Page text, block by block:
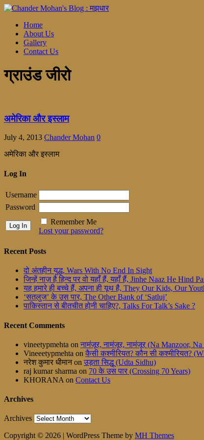
Home
About Us
Gallery
Contact Us
ग्राउंड जीरो
अमेरिका और इस्लाम
July 4, 2013 Chander Mohan 0
अमेरिका और इस्लाम
Log In
Username
Password
Remember Me
Lost your password?
Recent Posts
दो अंतहीन युद्ध, Wars With No End In Sight
जिन्हें नाज़ है हिन्द पर वो यहाँ हैं, यहाँ हैं, Jinhe Naaz He Hind
यह हमारे ही बच्चे हैं, अपना ही यूथ है, They Our Kids, Our
‘सतलुज’ के उस पार, The Other Bank of ‘Satluj’
पाकिस्तान से बीतचीत होनी चाहिए?, Talks For Talk’s Sake ?
Recent Comments
vineetypmehta on नामंजूर, नामंजूर, नामंजूर (Na Manzoor,
Vineeetypmehta on कैसी कश्मीरियत? कौन सी कश्मीरियत?
नरेश कुमार धीमानon उड़ता सिद्धू (Udta Sidhu)
raj kumar sharma on 70 के उस पार (Crossing 70 Years)
KHORANA on Contact Us
Archives
Archives
Copyright © 2026 | WordPress Theme by MH Themes